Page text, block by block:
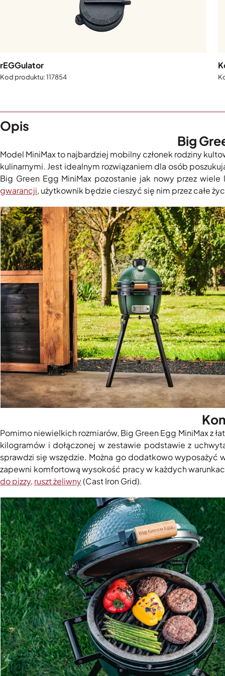
rEGGulator
117854
Opis
Big
Model MiniMax to najbardziej mobilny członek rodziny
kulinarnymi. Jest idealnym rozwiązaniem dla osób
Big Green Egg MiniMax pozostanie jak nowy przez
gwarancji, użytkownik będzie cieszyć się nim przez całe
Pomimo niewielkich rozmiarów, Big Green Egg MiniMax z
kilogramów i dołączonej w zestawie podstawie z
sprawdzi się wszędzie. Można go dodatkowo wyposażyć
zapewni komfortową wysokość pracy w każdych
do pizzy, ruszt żeliwny(Cast Iron Grid).